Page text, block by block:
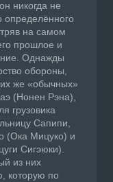
никогда не
определённого
на самом
прошлое и
Однажды
обороны,
же «обычных»
(Нонен Рэна),
грузовика
Сапипи,
(Ока Мицуко) и
Сигэюки).
из них
которую по